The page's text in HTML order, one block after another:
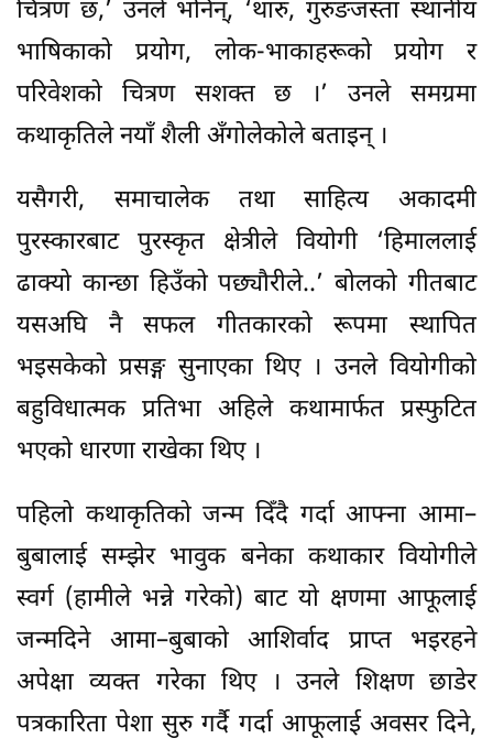
चित्रण छ,’ उनले भनिन्, ‘थारु, गुरुङजस्ता स्थानीय
भाषिकाको प्रयोग, लोक-भाकाहरूको प्रयोग र
परिवेशको चित्रण सशक्त छ ।’ उनले समग्रमा
कथाकृतिले नयाँ शैली अँगोलेकोले बताइन् ।
यसैगरी, समाचालेक तथा साहित्य अकादमी
पुरस्कारबाट पुरस्कृत क्षेत्रीले वियोगी ‘हिमाललाई
ढाक्यो कान्छा हिउँको पछ्यौरीले..’ बोलको गीतबाट
यसअघि नै सफल गीतकारको रूपमा स्थापित
भइसकेको प्रसङ्ग सुनाएका थिए । उनले वियोगीको
बहुविधात्मक प्रतिभा अहिले कथामार्फत प्रस्फुटित
भएको धारणा राखेका थिए ।
पहिलो कथाकृतिको जन्म दिँदै गर्दा आफ्ना आमा–
बुबालाई सम्झेर भावुक बनेका कथाकार वियोगीले
स्वर्ग (हामीले भन्ने गरेको) बाट यो क्षणमा आफूलाई
जन्मदिने आमा–बुबाको आशिर्वाद प्राप्त भइरहने
अपेक्षा व्यक्त गरेका थिए । उनले शिक्षण छाडेर
पत्रकारिता पेशा सुरु गर्दै गर्दा आफूलाई अवसर दिने,